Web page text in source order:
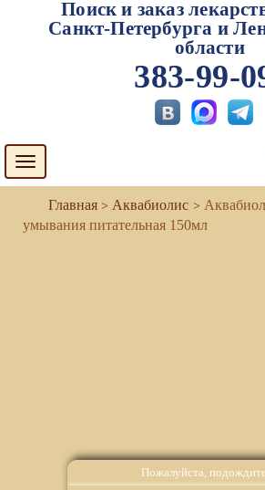
Пожалуйста, подождите
Поиск и заказ
Санкт-Петербурга и
области
383-99-
Toggle
navigation
Аквабиолис
умывания питательная 150мл